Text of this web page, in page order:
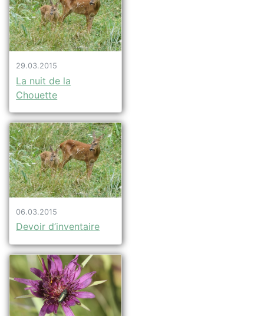
29.03.2015
La nuit de la
Chouette
06.03.2015
Devoir d’inventaire